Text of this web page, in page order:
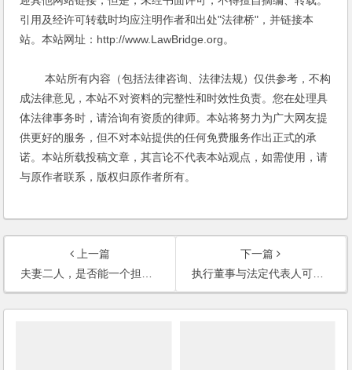
引用及经许可转载时均应注明作者和出处"法律桥"，并链接本
站。本站网址：http://www.LawBridge.org。
本站所有内容（包括法律咨询、法律法规）仅供参考，不构
成法律意见，本站不对资料的完整性和时效性负责。您在处理具
体法律事务时，请洽询有资质的律师。本站将努力为广大网友提
供更好的服务，但不对本站提供的任何免费服务作出正式的承
诺。本站所载投稿文章，其言论不代表本站观点，如需使用，请
与原作者联系，版权归原作者所有。
上一篇
夫妻二人，是否能一个担当公司的董事长，一个担当公司的会计或者出纳？为什么？
下一篇
执行董事与法定代表人可否不是同一个人？